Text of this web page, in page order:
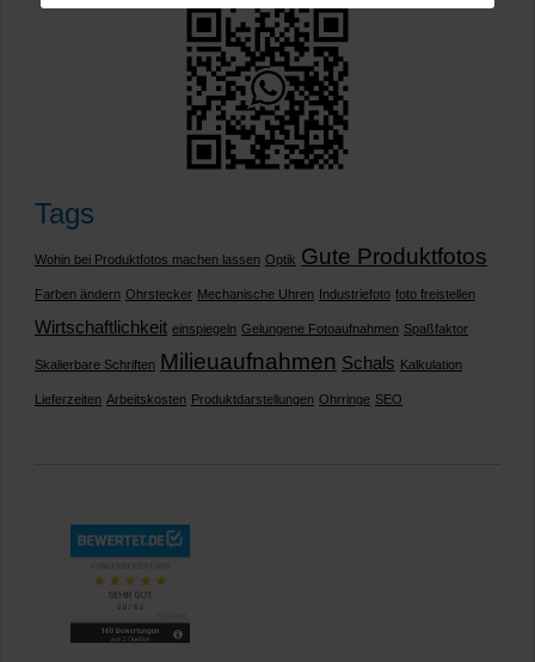
Tags
Wohin bei Produktfotos machen lassen Optik Gute Produktfotos
Farben ändern Ohrstecker Mechanische Uhren Industriefoto foto freistellen
Wirtschaftlichkeit einspiegeln Gelungene Fotoaufnahmen Spaßfaktor
Skalierbare Schriften Milieuaufnahmen Schals Kalkulation
Lieferzeiten Arbeitskosten Produktdarstellungen Ohrringe SEO